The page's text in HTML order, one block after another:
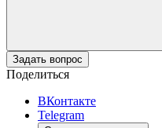
Задать вопрос
Поделиться
ВКонтакте
Telegram